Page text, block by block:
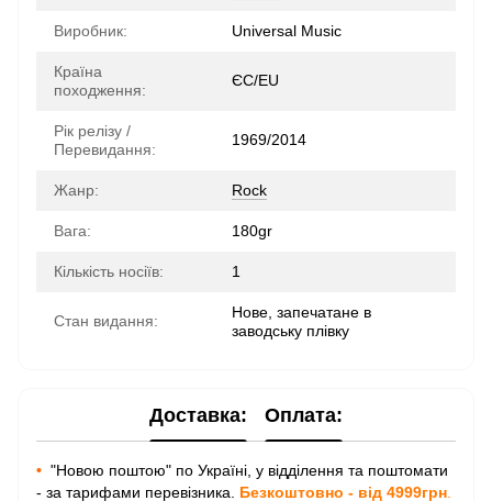
Виробник: Universal Music
Країна
походження:
ЄС/EU
Рік релізу /
Перевидання:
1969/2014
Жанр: Rock
Вага: 180gr
Кількість носіїв: 1
Стан видання:
Нове, запечатане в
заводську плівку
Доставка: Оплата:
• "Новою поштою" по Україні, у відділення та поштомати
- за тарифами перевізника. Безкоштовно - від 4999грн